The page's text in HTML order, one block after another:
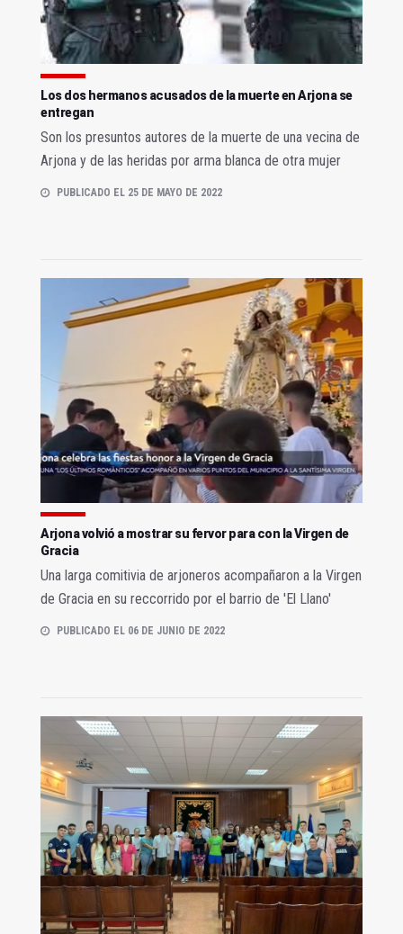
Los dos hermanos acusados de la muerte en Arjona se
entregan
Son los presuntos autores de la muerte de una vecina de
Arjona y de las heridas por arma blanca de otra mujer
PUBLICADO EL 25 DE MAYO DE 2022
Arjona volvió a mostrar su fervor para con la Virgen de
Gracia
Una larga comitivia de arjoneros acompañaron a la Virgen
de Gracia en su reccorrido por el barrio de 'El Llano'
PUBLICADO EL 06 DE JUNIO DE 2022